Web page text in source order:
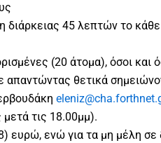
διάρκειας 45 λεπτών το
(20 άτομα), όσοι και
θετικά
τις 18.00μμ).
ευρώ, ενώ για τα μη μέλη